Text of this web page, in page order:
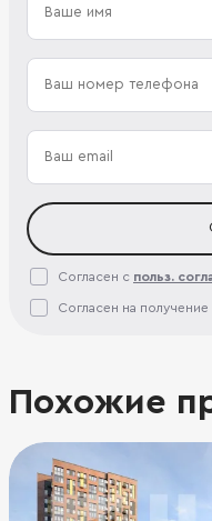
Согласен с польз.
Согласен на получение
Похожие